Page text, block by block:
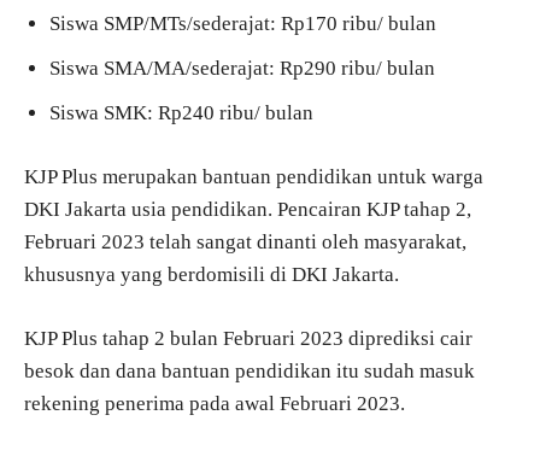
Siswa SMP/MTs/sederajat: Rp170 ribu/ bulan
Siswa SMA/MA/sederajat: Rp290 ribu/ bulan
Siswa SMK: Rp240 ribu/ bulan
KJP Plus merupakan bantuan pendidikan untuk warga
DKI Jakarta usia pendidikan. Pencairan KJP tahap 2,
Februari 2023 telah sangat dinanti oleh masyarakat,
khususnya yang berdomisili di DKI Jakarta.
KJP Plus tahap 2 bulan Februari 2023 diprediksi cair
besok dan dana bantuan pendidikan itu sudah masuk
rekening penerima pada awal Februari 2023.